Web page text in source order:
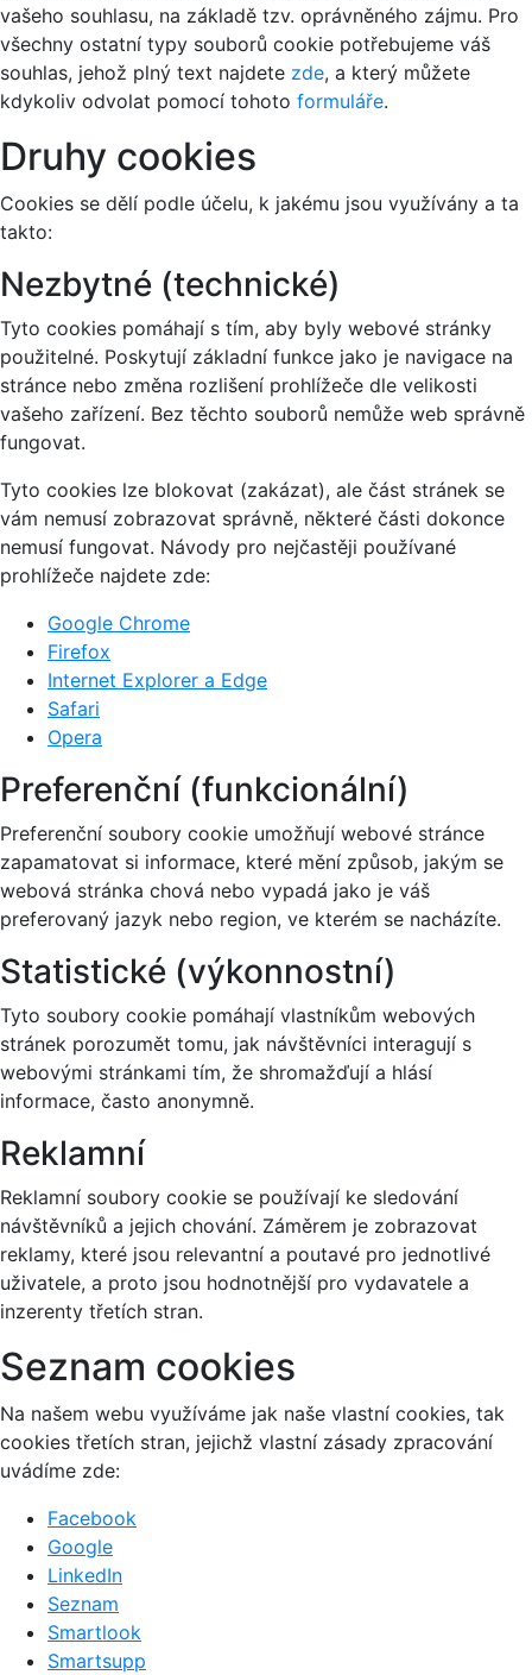
vašeho souhlasu, na základě tzv. oprávněného zájmu. Pro
všechny ostatní typy souborů cookie potřebujeme váš
souhlas, jehož plný text najdete zde, a který můžete
kdykoliv odvolat pomocí tohoto formuláře.
Druhy cookies
Cookies se dělí podle účelu, k jakému jsou využívány a ta
takto:
Nezbytné (technické)
Tyto cookies pomáhají s tím, aby byly webové stránky
použitelné. Poskytují základní funkce jako je navigace na
stránce nebo změna rozlišení prohlížeče dle velikosti
vašeho zařízení. Bez těchto souborů nemůže web správně
fungovat.
Tyto cookies lze blokovat (zakázat), ale část stránek se
vám nemusí zobrazovat správně, některé části dokonce
nemusí fungovat. Návody pro nejčastěji používané
prohlížeče najdete zde:
Google Chrome
Firefox
Internet Explorer a Edge
Safari
Opera
Preferenční (funkcionální)
Preferenční soubory cookie umožňují webové stránce
zapamatovat si informace, které mění způsob, jakým se
webová stránka chová nebo vypadá jako je váš
preferovaný jazyk nebo region, ve kterém se nacházíte.
Statistické (výkonnostní)
Tyto soubory cookie pomáhají vlastníkům webových
stránek porozumět tomu, jak návštěvníci interagují s
webovými stránkami tím, že shromažďují a hlásí
informace, často anonymně.
Reklamní
Reklamní soubory cookie se používají ke sledování
návštěvníků a jejich chování. Záměrem je zobrazovat
reklamy, které jsou relevantní a poutavé pro jednotlivé
uživatele, a proto jsou hodnotnější pro vydavatele a
inzerenty třetích stran.
Seznam cookies
Na našem webu využíváme jak naše vlastní cookies, tak
cookies třetích stran, jejichž vlastní zásady zpracování
uvádíme zde:
Facebook
Google
LinkedIn
Seznam
Smartlook
Smartsupp